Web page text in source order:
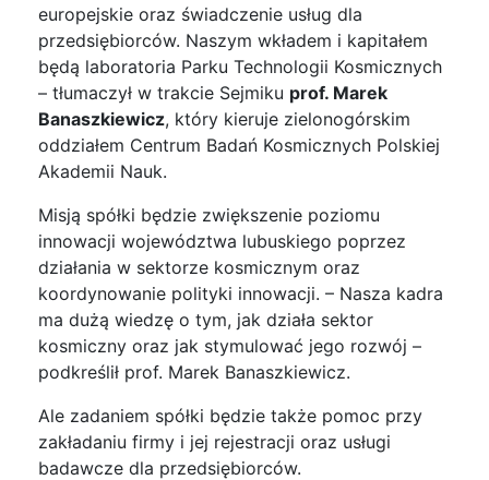
europejskie oraz świadczenie usług dla
przedsiębiorców. Naszym wkładem i kapitałem
będą laboratoria Parku Technologii Kosmicznych
– tłumaczył w trakcie Sejmiku prof. Marek
Banaszkiewicz, który kieruje zielonogórskim
oddziałem Centrum Badań Kosmicznych Polskiej
Akademii Nauk.
Misją spółki będzie zwiększenie poziomu
innowacji województwa lubuskiego poprzez
działania w sektorze kosmicznym oraz
koordynowanie polityki innowacji. – Nasza kadra
ma dużą wiedzę o tym, jak działa sektor
kosmiczny oraz jak stymulować jego rozwój –
podkreślił prof. Marek Banaszkiewicz.
Ale zadaniem spółki będzie także pomoc przy
zakładaniu firmy i jej rejestracji oraz usługi
badawcze dla przedsiębiorców.